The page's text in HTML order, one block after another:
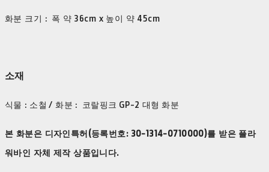
화분 크기 : 폭 약 36cm x 높이 약 45cm
소재
식물 : 소철 / 화분 : 코랄핑크 GP-2 대형 화분
본 화분은 디자인특허(등록번호: 30-1314-0710000)를 받은 플라
워바인 자체 제작 상품입니다.